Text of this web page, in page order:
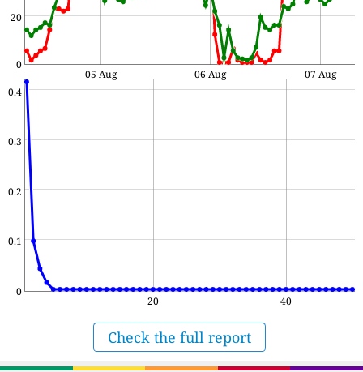
0
20
05 Aug 06 Aug 07 Aug
0
0.1
0.2
0.3
0.4
20 40
Check the full report